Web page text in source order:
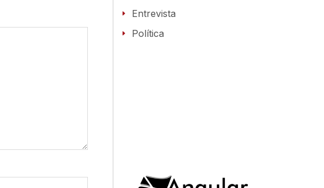
Entrevista
Política